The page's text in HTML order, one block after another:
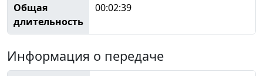
Общая
длительность
00:02:39
Информация о передаче